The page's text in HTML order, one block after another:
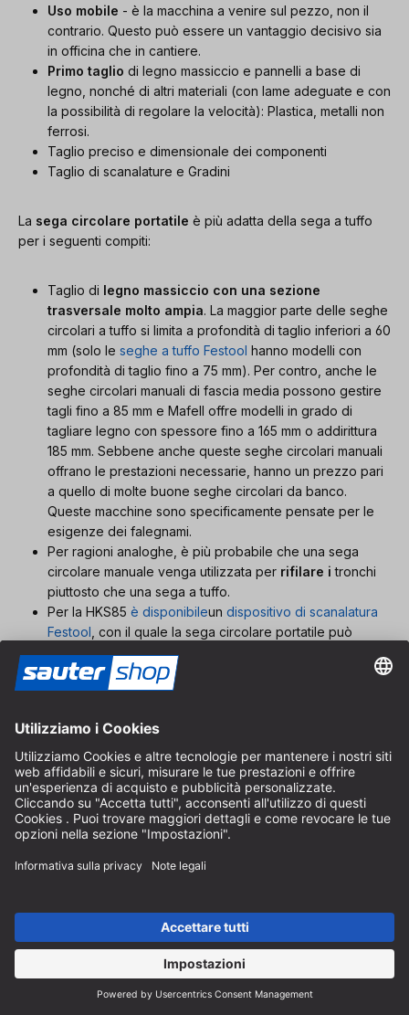
Uso mobile - è la macchina a venire sul pezzo, non il
contrario. Questo può essere un vantaggio decisivo sia
in officina che in cantiere.
Primo taglio di legno massiccio e pannelli a base di
legno, nonché di altri materiali (con lame adeguate e con
la possibilità di regolare la velocità): Plastica, metalli non
ferrosi.
Taglio preciso e dimensionale dei componenti
Taglio di scanalature e Gradini
La sega circolare portatile è più adatta della sega a tuffo
per i seguenti compiti:
Taglio di legno massiccio con una sezione
trasversale molto ampia. La maggior parte delle seghe
circolari a tuffo si limita a profondità di taglio inferiori a 60
mm (solo le seghe a tuffo Festool hanno modelli con
profondità di taglio fino a 75 mm). Per contro, anche le
seghe circolari manuali di fascia media possono gestire
tagli fino a 85 mm e Mafell offre modelli in grado di
tagliare legno con spessore fino a 165 mm o addirittura
185 mm. Sebbene anche queste seghe circolari manuali
offrano le prestazioni necessarie, hanno un prezzo pari
a quello di molte buone seghe circolari da banco.
Queste macchine sono specificamente pensate per le
esigenze dei falegnami.
Per ragioni analoghe, è più probabile che una sega
circolare manuale venga utilizzata per rifilare i tronchi
piuttosto che una sega a tuffo.
Per la HKS85 è disponibileun dispositivo di scanalatura
Festool , con il quale la sega circolare portatile può
essere utilizzata come
diverse larghezze e profondità.
Criteri di acquisto nella scelta di una sega
Nell'acquisto di una sega circolare portatile intervengono
diversi fattori. I più importanti sono
La potenza
adeguata al lavoro che si intende svolgere. La bordatura
grandi travi nelle costruzioni in legno richiedono una
sega circolare portatile di alta gamma (a partire da
, mentre la maggior parte dei lavori
nell'ambito della costruzione di mobili o di interni
possono essere eseguiti anche con una sega circolare